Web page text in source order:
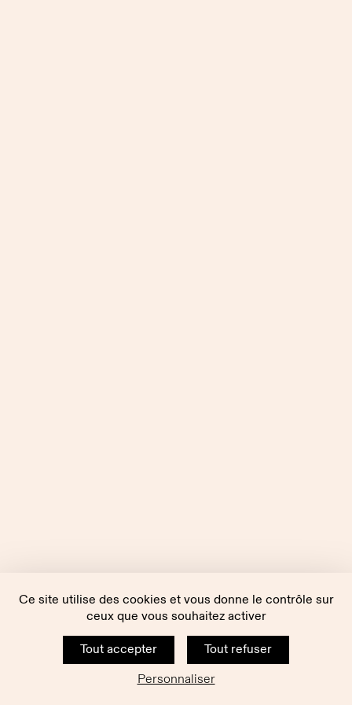
Ce site utilise des cookies et vous donne le contrôle sur
ceux que vous souhaitez activer
Tout accepter
Tout refuser
Personnaliser